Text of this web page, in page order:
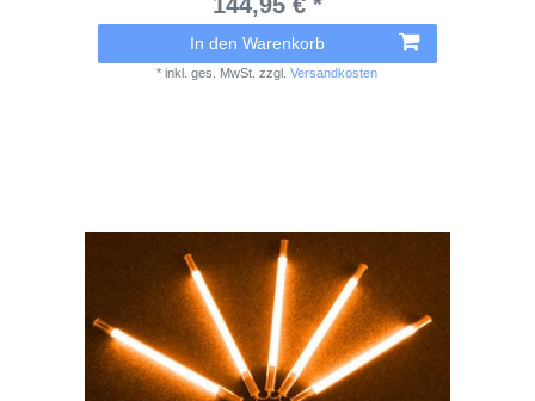
In den Warenkorb
*inkl. ges. MwSt. zzgl.Versandkosten